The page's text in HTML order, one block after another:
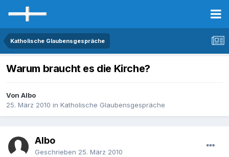
Katholische Glaubensgespräche
Warum braucht es die Kirche?
Von Albo
25. März 2010 in Katholische Glaubensgespräche
Albo
Geschrieben 25. März 2010